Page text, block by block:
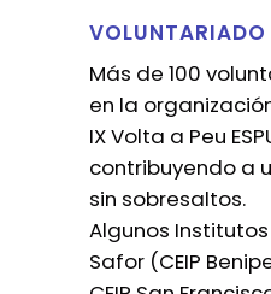
VOLUNTARIADO
Más de 100
en la
IX Volta a Peu
contribuyendo a
sin sobresaltos.
Algunos
Safor (CEIP